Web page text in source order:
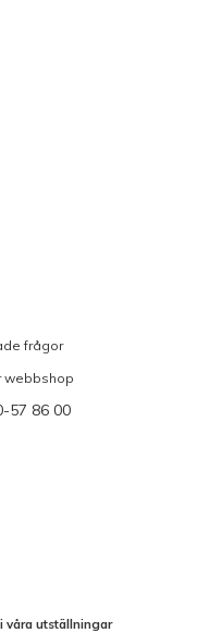
frågor
57 86 00
våra utställningar